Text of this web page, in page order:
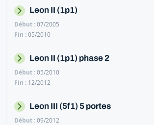
Leon II (1p1)
07/2005
05/2010
Leon II (1p1) phase 2
05/2010
12/2012
Leon III (5f1) 5 portes
09/2012